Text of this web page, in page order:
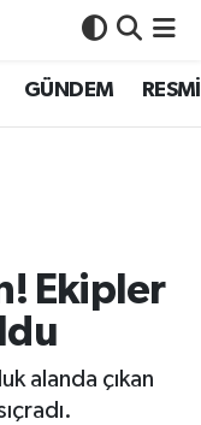
GÜNDEM
Ekipler
alanda çıkan